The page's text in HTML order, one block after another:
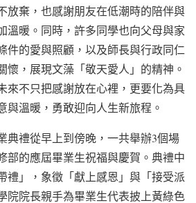
放棄，也感謝朋友在低潮時的陪伴與
溫暖。同時，許多同學也向父母與家
件的愛與照顧，以及師長與行政同仁
懷，展現文藻「敬天愛人」的精神。
來不只把感謝放在心裡，更要化為具
與溫暖，勇敢迎向人生新旅程。
典禮從早上到傍晚，一共舉辦3個場
部的應屆畢業生祝福與慶賀。典禮中
禮」，象徵「獻上感恩」與「接受派
院院長親手為畢業生代表披上黃綠色